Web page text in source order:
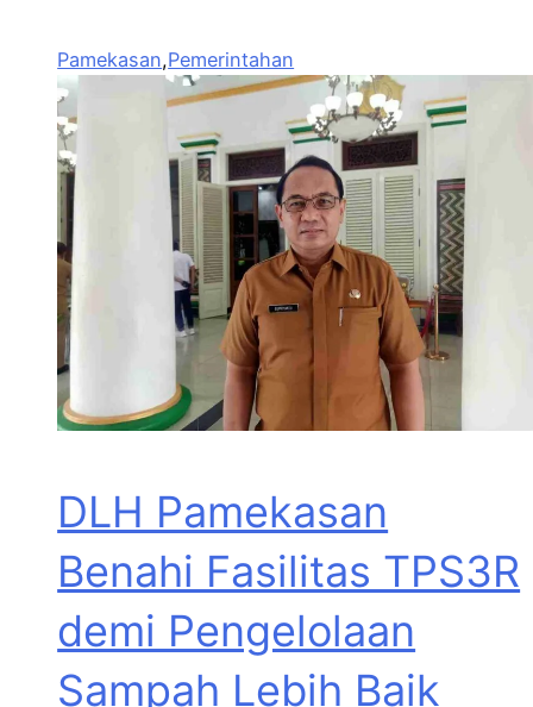
Pamekasan,Pemerintahan
DLH Pamekasan
Benahi Fasilitas TPS3R
demi Pengelolaan
Sampah Lebih Baik